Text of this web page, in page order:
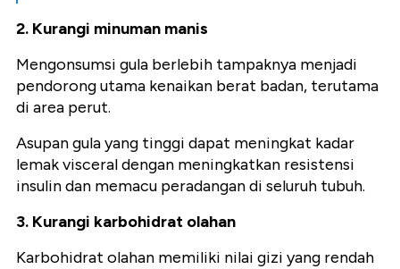
2. Kurangi minuman manis
Mengonsumsi gula berlebih tampaknya menjadi
pendorong utama kenaikan berat badan, terutama
di area perut.
Asupan gula yang tinggi dapat meningkat kadar
lemak visceral dengan meningkatkan resistensi
insulin dan memacu peradangan di seluruh tubuh.
3. Kurangi karbohidrat olahan
Karbohidrat olahan memiliki nilai gizi yang rendah